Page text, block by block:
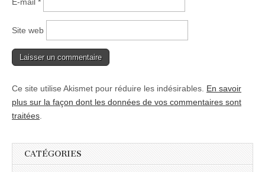
E-mail *
Site web
Ce site utilise Akismet pour réduire les indésirables. En savoir
plus sur la façon dont les données de vos commentaires sont
traitées.
CATÉGORIES